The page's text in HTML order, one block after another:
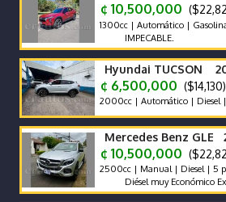
¢ 10,500,000
1300cc | Automático |
IMPECABLE.
Hyundai TUCSON
¢ 6,500,000
2000cc | Automático | Diesel |
Mercedes Benz GLE
¢ 10,500,000
2500cc | Manual | Diesel | 5
Diésel muy Económico